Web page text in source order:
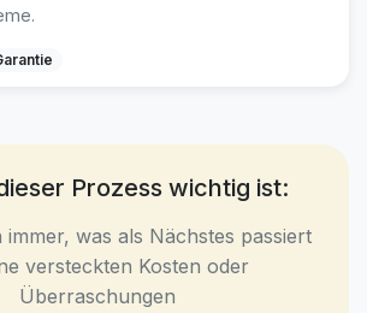
Prozess wichtig ist:
immer, was als Nächstes passiert
versteckten Kosten oder
Überraschungen